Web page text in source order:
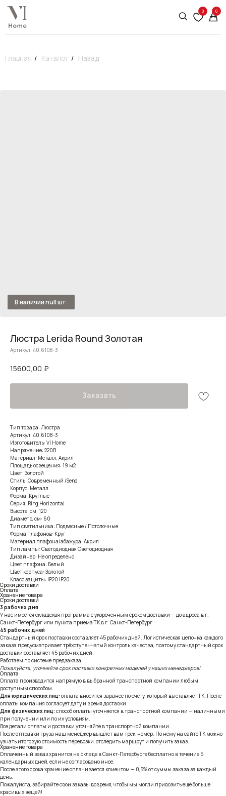
0 0
Главная / Каталог / Назад
Люстра Lerida Round Золотая
Артикул: 40.6108-3
15600,00 ₽
Заказать
Тип товара: Люстра
Артикул: 40.6108-3
Изготовитель: VI Home
Напряжение: 220В
Материал: Металл, Акрил
Площадь освещения: 19 м2
Цвет: Золотой
Стиль: Современный /Send
Корпус: Металл
Форма: Круглые
Серия: Ring Horizontal
Высота, см: 120
Диаметр, см: 60
Тип светильника: Подвесные / Потолочные
Форма плафонов: Круг
Материал плафона/абажура: Акрил
Тип лампы: Светодиодная Светодиодная
Дизайнер: Не определено
Цвет плафона: Белый
Цвет корпуса: Золотой
Класс защиты: IP20 IP20
Сроки доставки
Оплата
Хранение товара
Сроки доставки
3 рабочих дня
У нас имеется складская программа с укороченным сроком доставки — до адреса в г.
Санкт-Петербург или пункта приёма ТК в г. Санкт-Петербург.
45 рабочих дней
Стандартный срок поставки составляет 45 рабочих дней. Логистическая цепочка каждого
заказа предусматривает трёхступенчатый контроль качества, поэтому стандартный срок
доставки составляет 45 рабочих дней.
Работаем по системе предзаказа.
Пожалуйста, уточняйте срок поставки конкретных моделей у наших менеджеров!
Оплата
Оплата производится напрямую в выбранной транспортной компании любым
доступным способом.
Для юридических лиц: оплата вносится заранее по счёту, который выставляет ТК. После
оплаты компания согласует дату и время доставки.
Для физических лиц: способ оплаты уточняется в транспортной компании — наличными
при получении или по их условиям.
Все детали оплаты и доставки уточняйте в транспортной компании.
После отправки груза наш менеджер вышлет вам трек-номер. По нему на сайте ТК можно
узнать итоговую стоимость перевозки, отследить маршрут и получить заказ.
Хранение товара
Оплаченный заказ хранится на складе в Санкт-Петербурге бесплатно в течение 5
календарных дней, если не согласовано иное.
После этого срока хранение оплачивается клиентом — 0,5% от суммы заказа за каждый
день.
Пожалуйста, забирайте свои заказы вовремя, чтобы мы могли привозить ещё больше
красивых вещей!